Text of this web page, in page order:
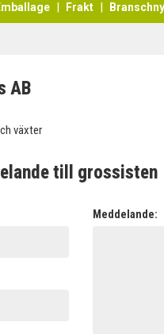
Frakt
AB
växter
till grossisten
Meddelande: